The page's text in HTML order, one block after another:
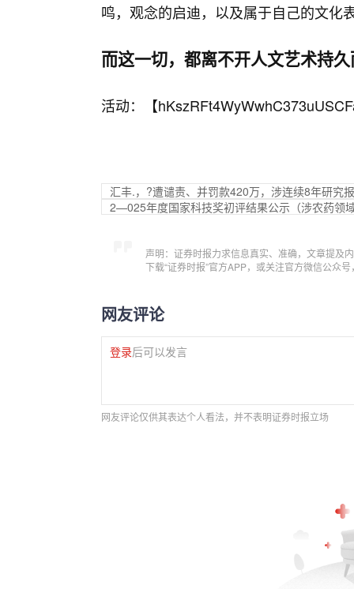
鸣，观念的启迪，以及属于自己的文化
而这一切，都离不开人文艺术持
活动：【
汇丰.，?遭谴责、并罚款420万，涉连续8年研究
2—025年度国家科技奖初评结果公示（涉农药领
声明：证券时报力求信息真实、准确，文章提及
下载“证券时报”官方APP，或关注官方微信公众
网友评论
登录后可以发言
网友评论仅供其表达个人看法，并不表明证券时报立场